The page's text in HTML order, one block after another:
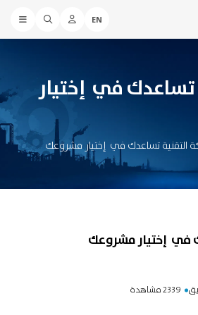
EN
تساعدك في إختيار
التقنية تساعدك في إختيار مشروعك
في إختيار مشروعك
2339 مشاهدة